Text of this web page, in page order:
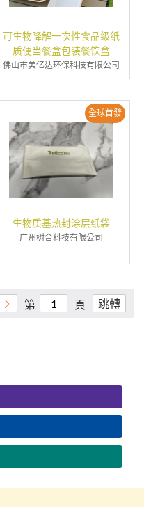
可生物降解一次性食品级纸
质便当餐盒包装餐饮盒
佛山市美亿达环保科技有限公司
全球首發
生物质基热封涂层纸袋
广州树合科技有限公司
第 頁 跳轉